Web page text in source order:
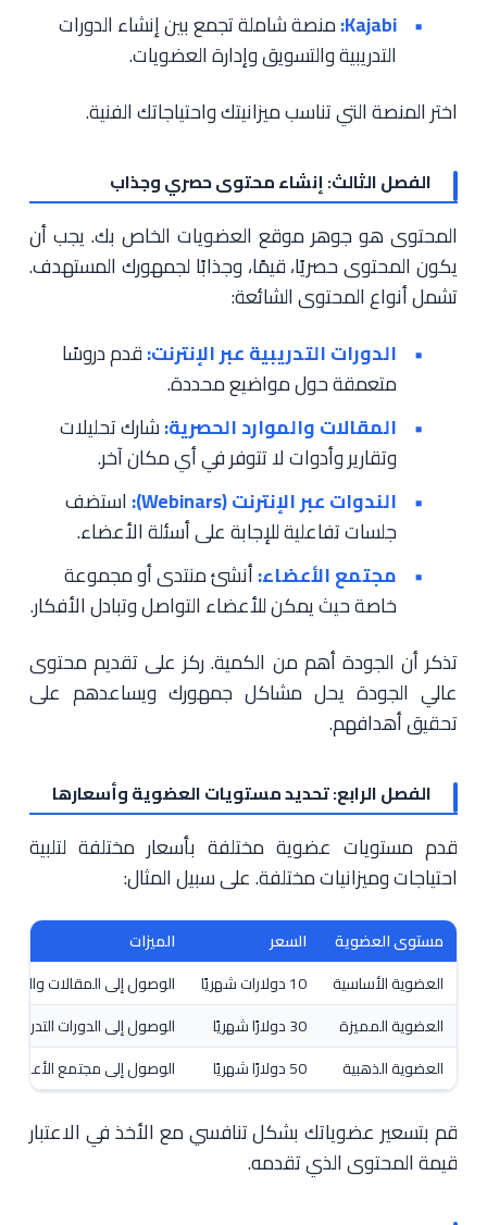
Kajabi: منصة شاملة تجمع بين إنشاء الدورات
التدريبية والتسويق وإدارة العضويات.
اختر المنصة التي تناسب ميزانيتك واحتياجاتك الفنية.
الفصل الثالث: إنشاء محتوى حصري وجذاب
المحتوى هو جوهر موقع العضويات الخاص بك. يجب أن
يكون المحتوى حصريًا، قيمًا، وجذابًا لجمهورك المستهدف.
تشمل أنواع المحتوى الشائعة:
الدورات التدريبية عبر الإنترنت:قدم دروسًا
متعمقة حول مواضيع محددة.
المقالات والموارد الحصرية:شارك تحليلات
وتقارير وأدوات لا تتوفر في أي مكان آخر.
الندوات عبر الإنترنت (Webinars):
استضف
جلسات تفاعلية للإجابة على أسئلة الأعضاء.
مجتمع الأعضاء:أنشئ منتدى أو مجموعة
خاصة حيث يمكن للأعضاء التواصل وتبادل الأفكار.
تذكر أن الجودة أهم من الكمية. ركز على تقديم محتوى
عالي الجودة يحل مشاكل جمهورك ويساعدهم على
تحقيق أهدافهم.
الفصل الرابع: تحديد مستويات العضوية وأسعارها
قدم مستويات عضوية مختلفة بأسعار مختلفة لتلبية
احتياجات وميزانيات مختلفة. على سبيل المثال:
مستوى العضوية السعر
الميزات
العضوية الأساسية
10 دولارات شهريًا
الوصول إلى المقالات
العضوية المميزة
30 دولارًا شهريًا
الوصول إلى الدورات التدريبية
العضوية الذهبية
50 دولارًا شهريًا الوصول إلى مجتمع
قم بتسعير عضوياتك بشكل تنافسي مع الأخذ في الاعتبار
قيمة المحتوى الذي تقدمه.